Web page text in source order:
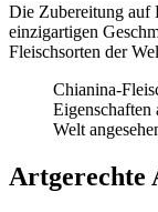
Die Zubereitung auf
einzigartigen
Fleischsorten der
Chianina-
Eigenschaften
Welt
Artgerechte